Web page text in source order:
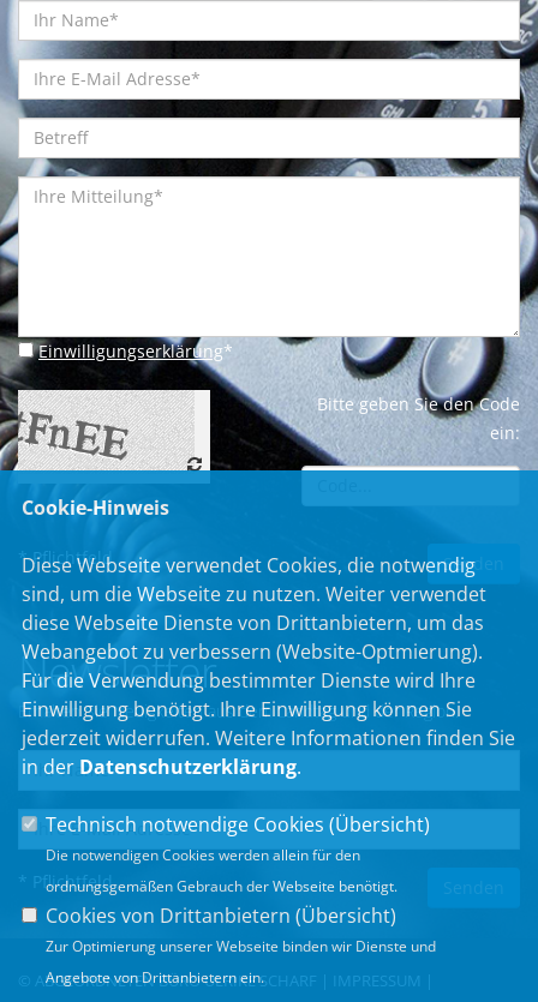
Einwilligungserklärung*
Bitte geben Sie den Code
ein:
* Pflichtfeld
Newsletter
Erhalten Sie Neuigkeiten aus dem Landtag und der Region.
* Pflichtfeld
© ABGEORDNETEN BÜRO ULRIKE SCHARF | IMPRESSUM
Cookie-Hinweis
Diese Webseite verwendet Cookies, die notwendig
sind, um die Webseite zu nutzen. Weiter verwendet
diese Webseite Dienste von Drittanbietern, um das
Webangebot zu verbessern (Website-Optmierung).
Für die Verwendung bestimmter Dienste wird Ihre
Einwilligung benötigt. Ihre Einwilligung können Sie
jederzeit widerrufen. Weitere Informationen finden Sie
in der Datenschutzerklärung.
Technisch notwendige Cookies (Übersicht)
Die notwendigen Cookies werden allein für den
ordnungsgemäßen Gebrauch der Webseite benötigt.
Cookies von Drittanbietern (Übersicht)
Zur Optimierung unserer Webseite binden wir Dienste und
Angebote von Drittanbietern ein.